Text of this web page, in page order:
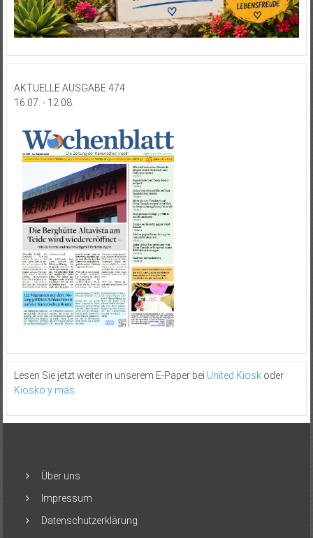
AKTUELLE AUSGABE 474
16.07. - 12.08.
Lesen Sie jetzt weiter in unserem E-Paper bei United Kioskoder
Kiosko y más
Über uns
Impressum
Datenschutzerklärung